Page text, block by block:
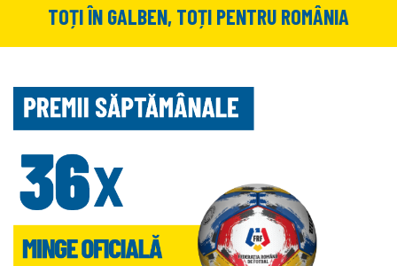
TOȚI ÎN GALBEN, TOȚI PENTRU ROMÂNIA